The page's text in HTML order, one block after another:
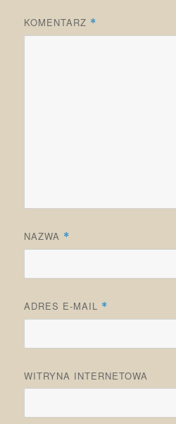
KOMENTARZ *
NAZWA *
ADRES E-MAIL *
WITRYNA INTERNETOWA